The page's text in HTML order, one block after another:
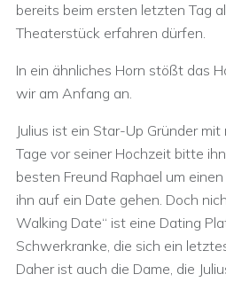
bereits beim ersten letzten Tag
Theaterstück erfahren dürfen.
In ein ähnliches Horn stößt das
wir am Anfang an.
Julius ist ein Star-Up Gründer mit
Tage vor seiner Hochzeit bitte
besten Freund Raphael um
ihn auf ein Date gehen. Doch
Walking Date“ ist eine Dating
Schwerkranke, die sich ein
Daher ist auch die Dame, die